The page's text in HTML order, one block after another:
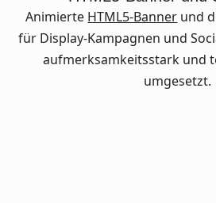
Animierte HTML5-Banner und
für Display-Kampagnen und
aufmerksamkeitsstark und
umgesetzt.